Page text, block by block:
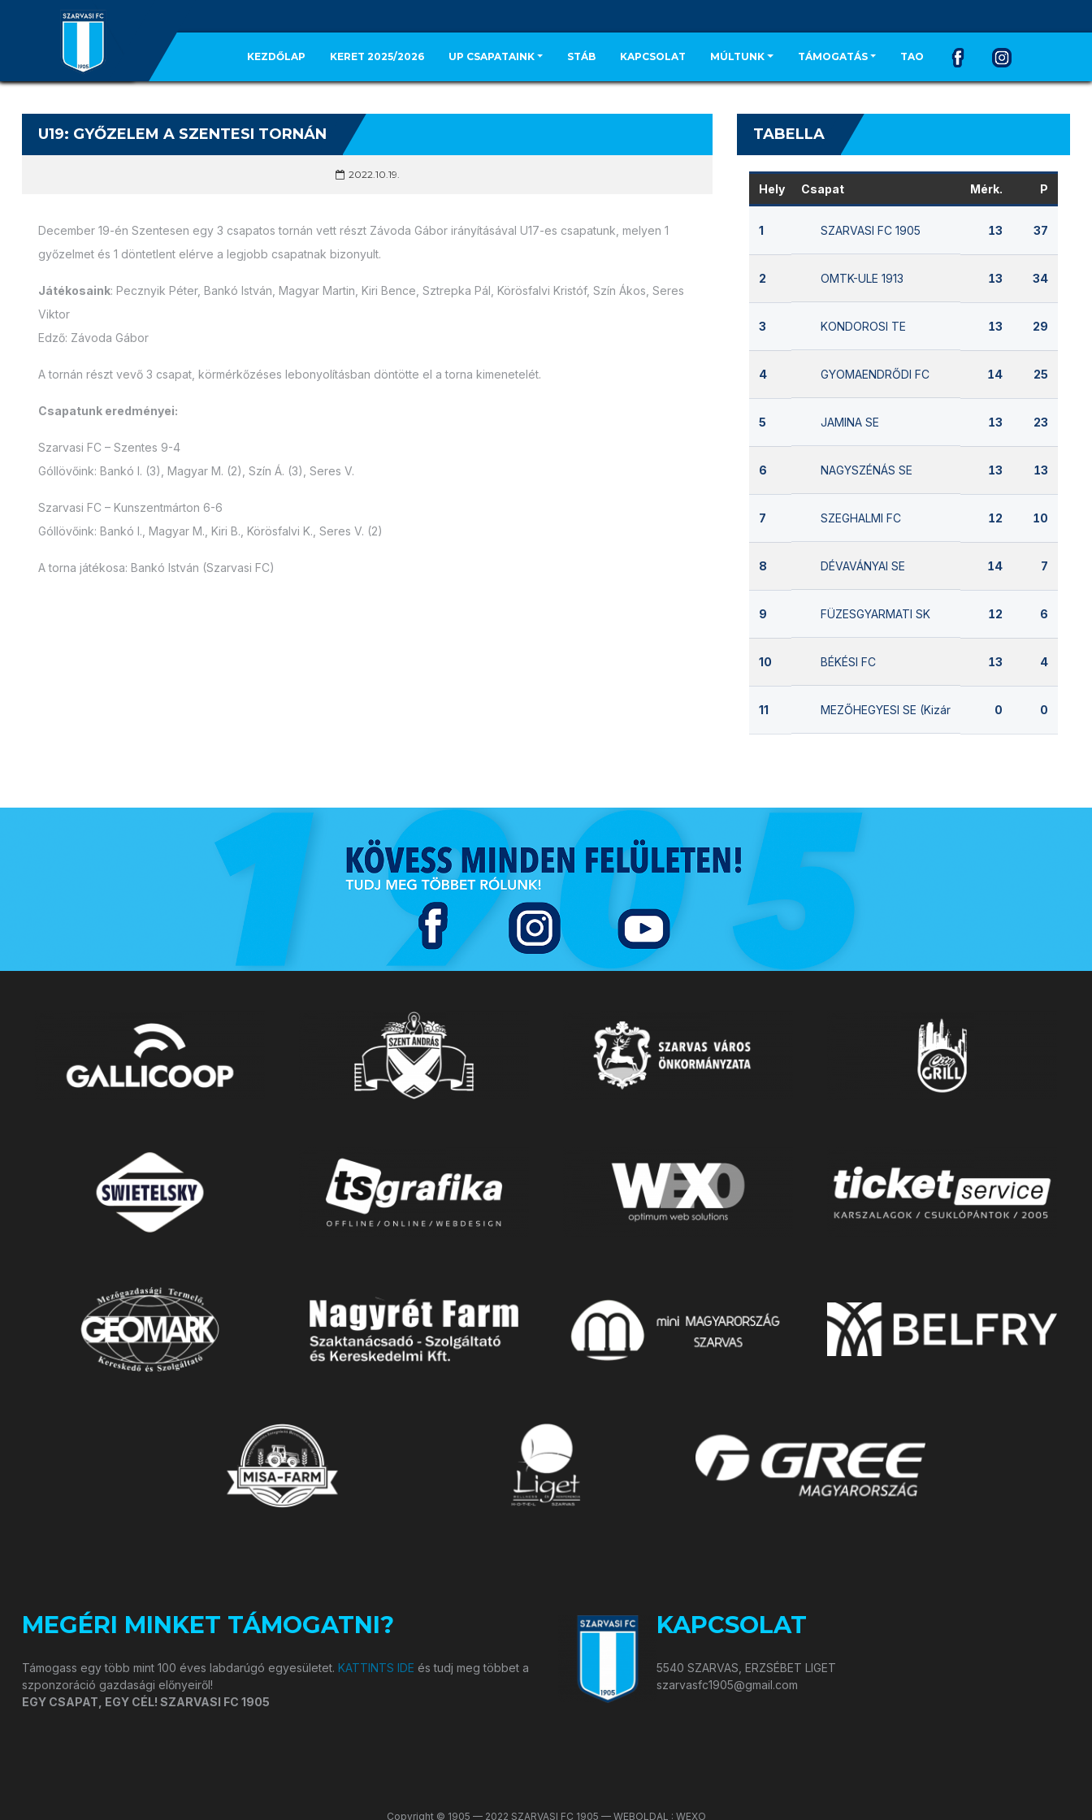
KEZDŐLAP KERET 2025/2026 UP CSAPATAINK STÁB KAPCSOLAT MÚLTUNK TÁMOGATÁS TAO
U19: GYŐZELEM A SZENTESI TORNÁN
2022.10.19.
December 19-én Szentesen egy 3 csapatos tornán vett részt Závoda Gábor irányításával U17-es csapatunk, melyen 1
győzelmet és 1 döntetlent elérve a legjobb csapatnak bizonyult.
Játékosaink: Pecznyik Péter, Bankó István, Magyar Martin, Kiri Bence, Sztrepka Pál, Körösfalvi Kristóf, Szín Ákos, Seres
Viktor
Edző: Závoda Gábor
A tornán részt vevő 3 csapat, körmérkőzéses lebonyolításban döntötte el a torna kimenetelét.
Csapatunk eredményei:
Szarvasi FC – Szentes 9-4
Góllövőink: Bankó I. (3), Magyar M. (2), Szín Á. (3), Seres V.
Szarvasi FC – Kunszentmárton 6-6
Góllövőink: Bankó I., Magyar M., Kiri B., Körösfalvi K., Seres V. (2)
A torna játékosa: Bankó István (Szarvasi FC)
TABELLA
Hely Csapat Mérk. P
1 SZARVASI FC 1905 13 37
2 OMTK-ULE 1913 13 34
3 KONDOROSI TE 13 29
4 GYOMAENDRŐDI FC 14 25
5 JAMINA SE 13 23
6 NAGYSZÉNÁS SE 13 13
7 SZEGHALMI FC 12 10
8 DÉVAVÁNYAI SE 14 7
9 FÜZESGYARMATI SK 12 6
10 BÉKÉSI FC 13 4
11 MEZŐHEGYESI SE (Kizárva) 0 0
MEGÉRI MINKET TÁMOGATNI?
Támogass egy több mint 100 éves labdarúgó egyesületet. KATTINTS IDE és tudj meg többet a
szponzoráció gazdasági előnyeiről!
EGY CSAPAT, EGY CÉL! SZARVASI FC 1905
KAPCSOLAT
5540 SZARVAS, ERZSÉBET LIGET
szarvasfc1905@gmail.com
Copyright © 1905 — 2022 SZARVASI FC 1905 — WEBOLDAL : WEXO